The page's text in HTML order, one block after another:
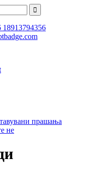
18913794356
прашања
не